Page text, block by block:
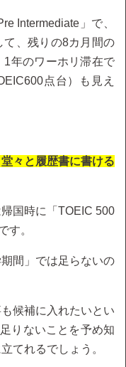
Intermediate」で、
て、残りの8カ月間の
1年のワーホリ滞在で
点台）も見え
々と履歴書に書ける
国時に「TOEIC 500
す。
間」では足らないの
候補に入れたいとい
りないことを予め知
てれるでしょう。